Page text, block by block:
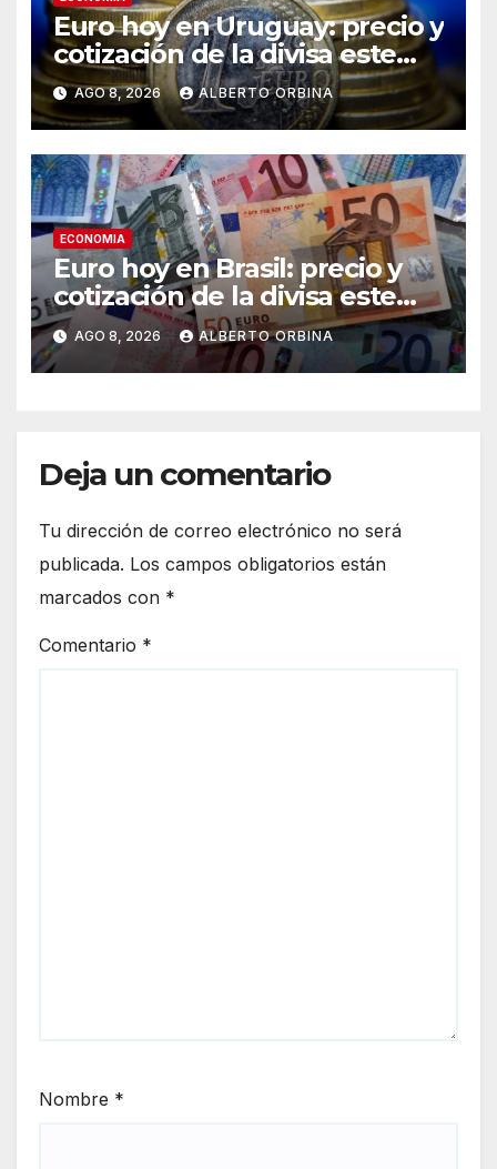
Euro hoy en Uruguay: precio y
cotización de la divisa este
sábado 8 de agosto de 2026
AGO 8, 2026 ALBERTO ORBINA
ECONOMIA
Euro hoy en Brasil: precio y
cotización de la divisa este
sábado 8 de agosto de 2026
AGO 8, 2026 ALBERTO ORBINA
Deja un comentario
Tu dirección de correo electrónico no será
publicada. Los campos obligatorios están
marcados con *
Comentario *
Nombre *